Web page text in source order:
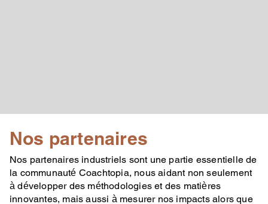
Nos partenaires
Nos partenaires industriels sont une partie essentielle de
la communauté Coachtopia, nous aidant non seulement
à développer des méthodologies et des matières
innovantes, mais aussi à mesurer nos impacts alors que